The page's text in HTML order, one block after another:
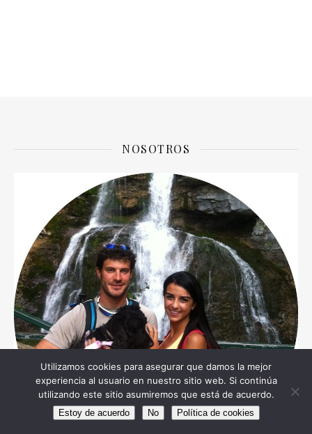
NOSOTROS
Utilizamos cookies para asegurar que damos la mejor
experiencia al usuario en nuestro sitio web. Si continúa
utilizando este sitio asumiremos que está de acuerdo.
Estoy de acuerdo No Política de cookies